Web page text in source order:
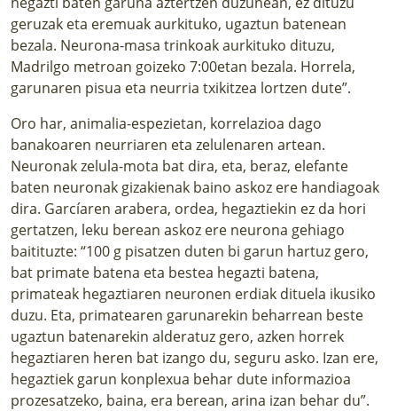
geruzak eta eremuak aurkituko, ugaztun batenean
bezala. Neurona-­masa trinkoak aurkituko dituzu,
Madrilgo metroan goizeko 7:00etan bezala. Horrela,
garunaren pisua eta neurria txikitzea lortzen dute”.
Oro har, animalia-espezietan, korrelazioa dago
banakoaren neurriaren eta zelulenaren artean.
Neuronak zelula-mota bat dira, eta, beraz, elefante
baten neuronak gizakienak baino askoz ere handiagoak
dira. Garcíaren arabera, ordea, hegaztiekin ez da hori
gertatzen, leku berean askoz ere neurona gehiago
baitituzte: “100 g pisatzen duten bi garun hartuz gero,
bat primate batena eta bestea hegazti batena,
primateak hegaztiaren neuronen erdiak dituela ikusiko
duzu. Eta, primatearen garunarekin beharrean beste
ugaztun batenarekin alderatuz gero, azken horrek
hegaztiaren heren bat izango du, seguru asko. Izan ere,
hegaztiek garun konplexua behar dute informazioa
prozesatzeko, baina, era berean, arina izan behar du”.